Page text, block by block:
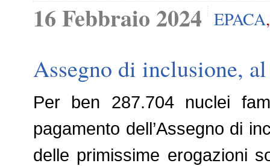
16 Febbraio 2024 EPACA
Assegno di inclusione,
Per ben 287.704 nuclei
pagamento dell’Assegno di
delle primissime erogazioni